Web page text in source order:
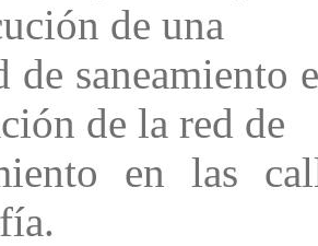
de una
de saneamiento
de la red de
en las